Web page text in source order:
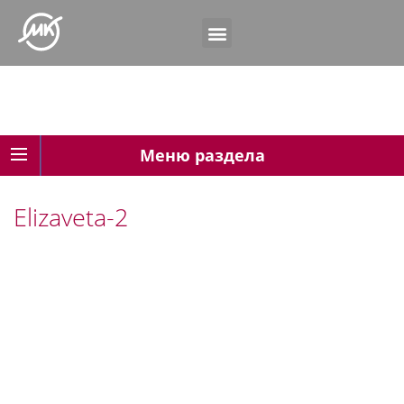
Меню раздела
Elizaveta-2